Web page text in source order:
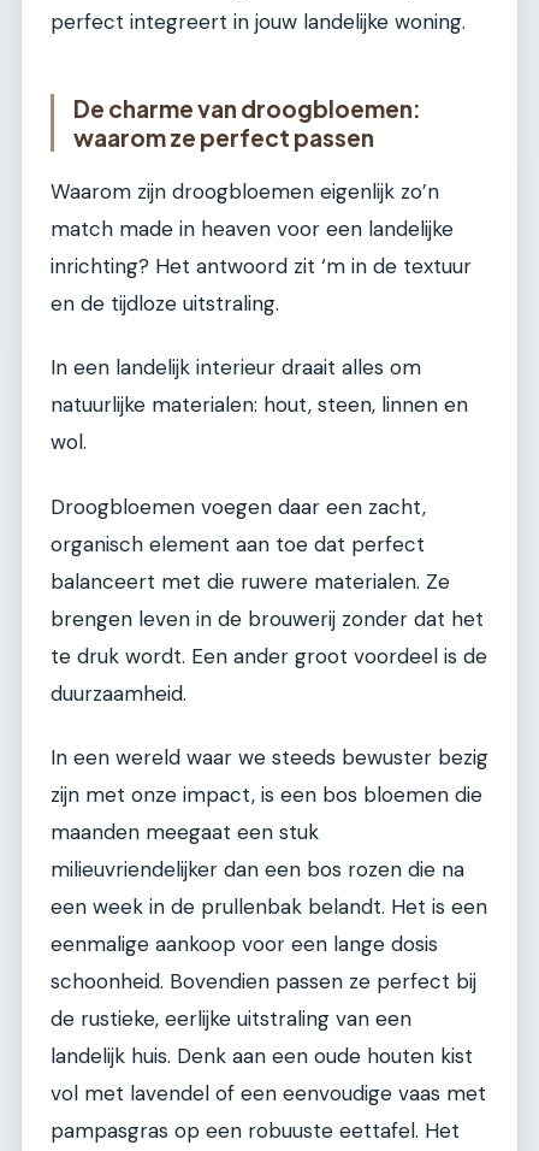
perfect integreert in jouw landelijke woning.
De charme van droogbloemen:
waarom ze perfect passen
Waarom zijn droogbloemen eigenlijk zo’n
match made in heaven voor een landelijke
inrichting? Het antwoord zit ‘m in de textuur
en de tijdloze uitstraling.
In een landelijk interieur draait alles om
natuurlijke materialen: hout, steen, linnen en
wol.
Droogbloemen voegen daar een zacht,
organisch element aan toe dat perfect
balanceert met die ruwere materialen. Ze
brengen leven in de brouwerij zonder dat het
te druk wordt. Een ander groot voordeel is de
duurzaamheid.
In een wereld waar we steeds bewuster bezig
zijn met onze impact, is een bos bloemen die
maanden meegaat een stuk
milieuvriendelijker dan een bos rozen die na
een week in de prullenbak belandt. Het is een
eenmalige aankoop voor een lange dosis
schoonheid. Bovendien passen ze perfect bij
de rustieke, eerlijke uitstraling van een
landelijk huis. Denk aan een oude houten kist
vol met lavendel of een eenvoudige vaas met
pampasgras op een robuuste eettafel. Het